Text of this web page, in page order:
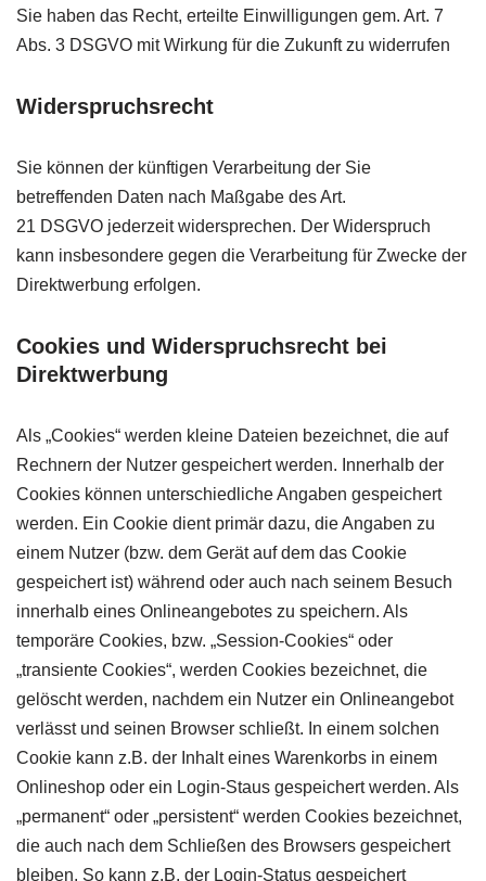
Sie haben das Recht, erteilte Einwilligungen gem. Art. 7
Abs. 3 DSGVO mit Wirkung für die Zukunft zu widerrufen
Widerspruchsrecht
Sie können der künftigen Verarbeitung der Sie
betreffenden Daten nach Maßgabe des Art.
21 DSGVO jederzeit widersprechen. Der Widerspruch
kann insbesondere gegen die Verarbeitung für Zwecke der
Direktwerbung erfolgen.
Cookies und Widerspruchsrecht bei
Direktwerbung
Als „Cookies“ werden kleine Dateien bezeichnet, die auf
Rechnern der Nutzer gespeichert werden. Innerhalb der
Cookies können unterschiedliche Angaben gespeichert
werden. Ein Cookie dient primär dazu, die Angaben zu
einem Nutzer (bzw. dem Gerät auf dem das Cookie
gespeichert ist) während oder auch nach seinem Besuch
innerhalb eines Onlineangebotes zu speichern. Als
temporäre Cookies, bzw. „Session-Cookies“ oder
„transiente Cookies“, werden Cookies bezeichnet, die
gelöscht werden, nachdem ein Nutzer ein Onlineangebot
verlässt und seinen Browser schließt. In einem solchen
Cookie kann z.B. der Inhalt eines Warenkorbs in einem
Onlineshop oder ein Login-Staus gespeichert werden. Als
„permanent“ oder „persistent“ werden Cookies bezeichnet,
die auch nach dem Schließen des Browsers gespeichert
bleiben. So kann z.B. der Login-Status gespeichert